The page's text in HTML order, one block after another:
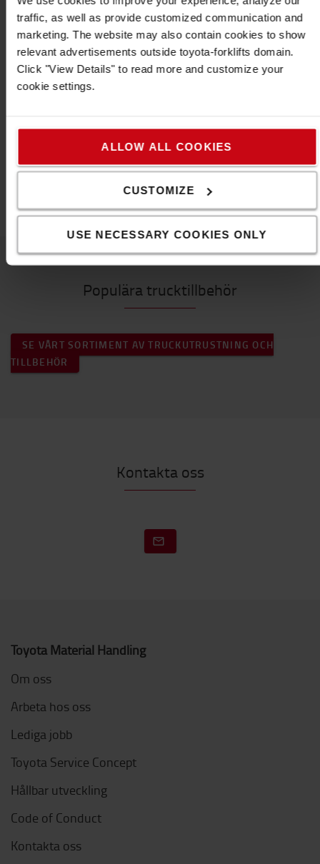
traffic, as well as provide customized communication and
marketing. The website may also contain cookies to show
relevant advertisements outside toyota-forklifts domain.
Click "View Details" to read more and customize your
cookie settings.
ALLOW ALL COOKIES
CUSTOMIZE
USE NECESSARY COOKIES ONLY
Teknisk beskrivning
Utspänning (inställningsnoggrannhet)
* Vid 12 V = 12,5 V (+/-1 %)
* Vid 24 V = 24,3 V (+/-1 %)
IP67
Höjd:5cm
Populära trucktillbehör
SE VÅRT SORTIMENT AV TRUCKUTRUSTNING OCH
TILLBEHÖR
Kontakta oss
Toyota Material Handling
Om oss
Arbeta hos oss
Lediga jobb
Toyota Service Concept
Hållbar utveckling
Code of Conduct
Kontakta oss